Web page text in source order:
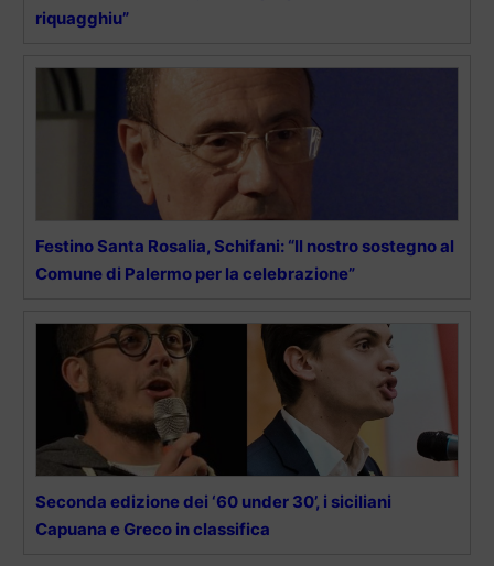
riquagghiu”
Festino Santa Rosalia, Schifani: “Il nostro sostegno al
Comune di Palermo per la celebrazione”
Seconda edizione dei ‘60 under 30’, i siciliani
Capuana e Greco in classifica